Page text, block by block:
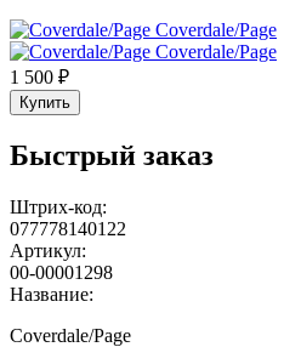
1 500 ₽
Купить
Быстрый заказ
Штрих-код:
077778140122
Артикул:
00-00001298
Название:
Coverdale/Page